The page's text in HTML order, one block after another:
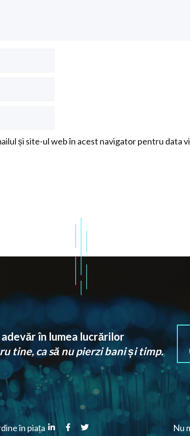
și site-ul web în acest navigator pentru data
în lumea lucrărilor
tine, ca să nu pierzi bani și timp.
în piața
Nu